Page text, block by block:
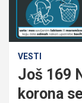
VESTI
Još 169
korona